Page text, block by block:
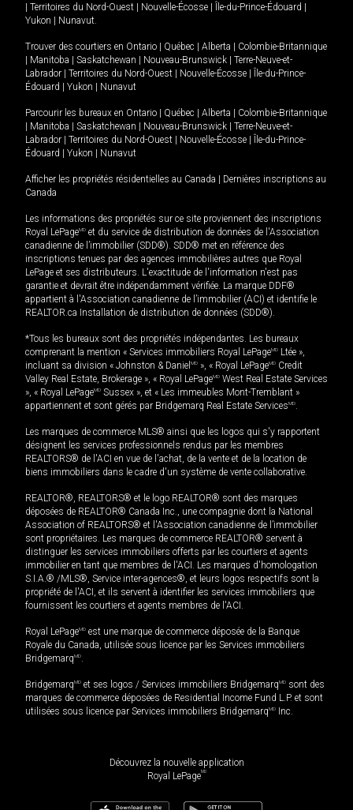
| Territoires du Nord-Ouest | Nouvelle-Écosse | Île-du-Prince-Édouard |
Yukon | Nunavut
Trouver des courtiers en Ontario | Québec | Alberta | Colombie-Britannique
| Manitoba | Saskatchewan | Nouveau-Brunswick | Terre-Neuve-et-
Labrador | Territoires du Nord-Ouest | Nouvelle-Écosse | Île-du-Prince-
Édouard | Yukon | Nunavut
Parcourir les bureaux en Ontario | Québec | Alberta | Colombie-Britannique
| Manitoba | Saskatchewan | Nouveau-Brunswick | Terre-Neuve-et-
Labrador | Territoires du Nord-Ouest | Nouvelle-Écosse | Île-du-Prince-
Édouard | Yukon | Nunavut
Afficher les propriétés résidentielles au Canada | Dernières inscriptions au
Canada
Les informations des propriétés sur ce site proviennent des inscriptions
Royal LePageMD et du service de distribution de données de l'Association
canadienne de l’immobilier (SDD®). SDD® met en référence des
inscriptions tenues par des agences immobilières autres que Royal
LePage et ses distributeurs. L'exactitude de l'information n'est pas
garantie et devrait être indépendamment vérifiée. La marque DDF®
appartient à l'Association canadienne de l’immobilier (ACI) et identifie le
REALTOR.ca Installation de distribution de données (SDD®).
*Tous les bureaux sont des propriétés indépendantes. Les bureaux
comprenant la mention « Services immobiliers Royal LePageMD Ltée »,
incluant sa division « Johnston & Daniel MD », « Royal LePageMD Credit
Valley Real Estate, Brokerage », « Royal LePageMD West Real Estate Services
», « Royal LePageMD Sussex », et « Les immeubles Mont-Tremblant »
appartiennent et sont gérés par Bridgemarq Real Estate ServicesMD
Les marques de commerce MLS® ainsi que les logos qui s'y rapportent
désignent les services professionnels rendus par les membres
REALTORS® de l'ACI en vue de l'achat, de la vente et de la location de
biens immobiliers dans le cadre d'un système de vente collaborative.
REALTOR®, REALTORS® et le logo REALTOR® sont des marques
déposées de REALTOR® Canada Inc., une compagnie dont la National
Association of REALTORS® et l'Association canadienne de l’immobilier
sont propriétaires. Les marques de commerce REALTOR® servent à
distinguer les services immobiliers offerts par les courtiers et agents
immobilier en tant que membres de l'ACI. Les marques d'homologation
S.I.A.® /MLS®, Service inter-agences®, et leurs logos respectifs sont la
propriété de l'ACI, et ils servent à identifier les services immobiliers que
fournissent les courtiers et agents membres de l'ACI.
Royal LePageMD est une marque de commerce déposée de la Banque
Royale du Canada, utilisée sous licence par les Services immobiliers
BridgemarqMD
BridgemarqMD et ses logos / Services immobiliers BridgemarqMD sont des
marques de commerce déposées de Residential Income Fund L.P. et sont
utilisées sous licence par Services immobiliers BridgemarqMD Inc.
Découvrez la nouvelle application
Royal LePageMD